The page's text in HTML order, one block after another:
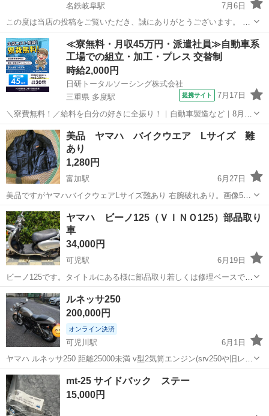
名鉄岐阜駅
7月6日
この度は当店の投稿をご覧いただき、誠にありがとうございます。 旧
車から現行車まで幅広く取り扱っております R&P輪業 です。
━━━━━━━━━━━━━━━ 【車両情報】 ヤマハ ジョグアプリ
オ タイプII ■ 状...
岐阜 岐阜市 名鉄岐阜駅 ヤマハ ジョグアプリオ
≪寮無料・月収45万円・派遣社員≫自動車系
工場での組立・加工・プレス 交替制
時給2,000円
日研トータルソーシング株式会社
三重県 多度駅
提携サイト 7月17日
＼寮費無料！／給料を自分の好きに全振り！｜自動車製造など｜8月入
社特典最大20万円！｜入社から半年後には時給2,050円！さらに長く働
くほど時給UP☆ トヨタ車の製造（組立・加工など） トヨタ車体各工
場でのミニバン・SUV...
三重 いなべ市 多度駅
美品 ヤマハ バイクウエア Lサイズ 難
あり
1,280円
富加駅
6月27日
美品ですがヤマハバイクウェアLサイズ難あり 右腕破れあり。画像5番
目岐阜 加茂郡
ヤマハ ビーノ125（ＶＩＮＯ125）部品取り
車
34,000円
可児駅
6月19日
ビーノ125です。タイトルにある様に部品取り若しくは修理ベースで
す。状態はエンジンが掛かりません。プラグ交換、キャブレターはオ
ーバーホールしてみましたが掛かりません。長年普通に乗っていまし
たがエンジンが掛からなくなりました。...
岐阜 可児市 可児駅
ルネッサ250
200,000円
オンライン決済
可児川駅
6月1日
ヤマハ ルネッサ250 距離25000未満 v型2気筒エンジン(srv250や旧レブ
ル250と同じエンジン) ハンドルの位置も低く見えますがかなり乗りや
すいです。 1度確認していただけると良いと思います。
岐阜 可児市 可児川駅 ヤマハ オフ
mt-25 サイドバック ステー
15,000円